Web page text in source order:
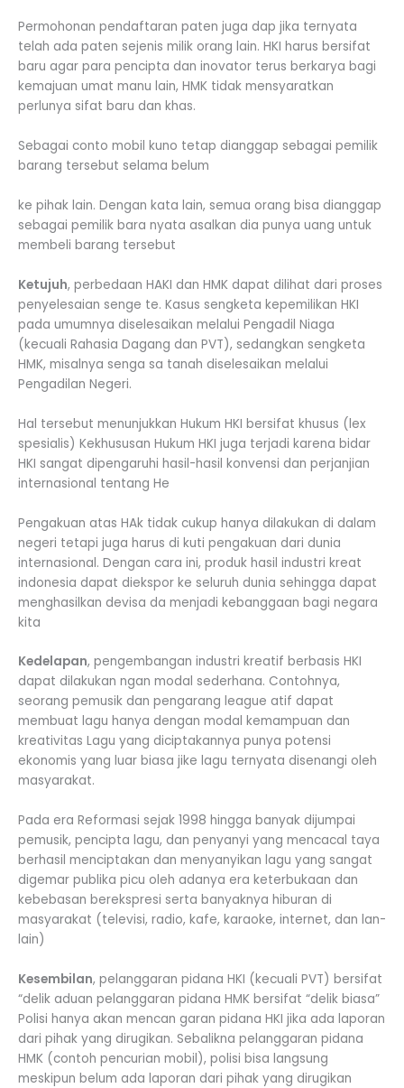
Permohonan pendaftaran paten juga dap jika ternyata
telah ada paten sejenis milik orang lain. HKI harus bersifat
baru agar para pencipta dan inovator terus berkarya bagi
kemajuan umat manu lain, HMK tidak mensyaratkan
perlunya sifat baru dan khas.
Sebagai conto mobil kuno tetap dianggap sebagai pemilik
barang tersebut selama belum
ke pihak lain. Dengan kata lain, semua orang bisa dianggap
sebagai pemilik bara nyata asalkan dia punya uang untuk
membeli barang tersebut
Ketujuh, perbedaan HAKI dan HMK dapat dilihat dari proses
penyelesaian senge te. Kasus sengketa kepemilikan HKI
pada umumnya diselesaikan melalui Pengadil Niaga
(kecuali Rahasia Dagang dan PVT), sedangkan sengketa
HMK, misalnya senga sa tanah diselesaikan melalui
Pengadilan Negeri.
Hal tersebut menunjukkan Hukum HKI bersifat khusus (lex
spesialis) Kekhususan Hukum HKI juga terjadi karena bidar
HKI sangat dipengaruhi hasil-hasil konvensi dan perjanjian
internasional tentang He
Pengakuan atas HAk tidak cukup hanya dilakukan di dalam
negeri tetapi juga harus di kuti pengakuan dari dunia
internasional. Dengan cara ini, produk hasil industri kreat
indonesia dapat diekspor ke seluruh dunia sehingga dapat
menghasilkan devisa da menjadi kebanggaan bagi negara
kita
Kedelapan, pengembangan industri kreatif berbasis HKI
dapat dilakukan ngan modal sederhana. Contohnya,
seorang pemusik dan pengarang league atif dapat
membuat lagu hanya dengan modal kemampuan dan
kreativitas Lagu yang diciptakannya punya potensi
ekonomis yang luar biasa jike lagu ternyata disenangi oleh
masyarakat.
Pada era Reformasi sejak 1998 hingga banyak dijumpai
pemusik, pencipta lagu, dan penyanyi yang mencacal taya
berhasil menciptakan dan menyanyikan lagu yang sangat
digemar publika picu oleh adanya era keterbukaan dan
kebebasan berekspresi serta banyaknya hiburan di
masyarakat (televisi, radio, kafe, karaoke, internet, dan lan-
lain)
Kesembilan, pelanggaran pidana HKI (kecuali PVT) bersifat
“delik aduan pelanggaran pidana HMK bersifat “delik biasa”
Polisi hanya akan mencan garan pidana HKI jika ada laporan
dari pihak yang dirugikan. Sebalikna pelanggaran pidana
HMK (contoh pencurian mobil), polisi bisa langsung
meskipun belum ada laporan dari pihak yang dirugikan